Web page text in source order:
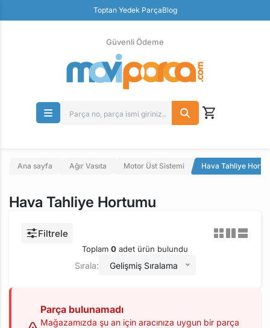
Toptan Yedek ParçaBlog
100% Orjinal Ürün
Ücretsiz İade
Parçanızın Online Adresi
Ana sayfa Ağır Vasıta Motor Üst Sistemi Hava Tahliye
Hava Tahliye Hortumu
Filtrele
Toplam 0 adet ürün bulundu
Sırala: Gelişmiş Sıralama
Parça bulunamadı
Mağazamızda şu an için aracınıza uygun bir parça